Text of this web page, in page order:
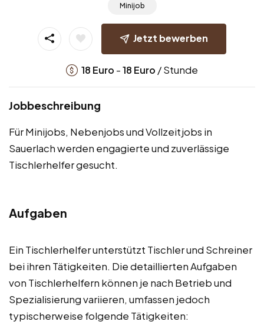
Minijob
Jetzt bewerben
18 Euro -18 Euro / Stunde
Jobbeschreibung
Für Minijobs, Nebenjobs und Vollzeitjobs in
Sauerlach werden engagierte und zuverlässige
Tischlerhelfer gesucht.
Aufgaben
Ein Tischlerhelfer unterstützt Tischler und Schreiner
bei ihren Tätigkeiten. Die detaillierten Aufgaben
von Tischlerhelfern können je nach Betrieb und
Spezialisierung variieren, umfassen jedoch
typischerweise folgende Tätigkeiten: